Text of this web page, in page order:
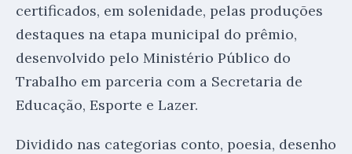
certificados, em solenidade, pelas produções
destaques na etapa municipal do prêmio,
desenvolvido pelo Ministério Público do
Trabalho em parceria com a Secretaria de
Educação, Esporte e Lazer.
Dividido nas categorias conto, poesia, desenho